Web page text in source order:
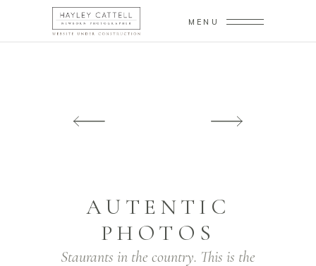
MENU
AUTENTIC
PHOTOS
Staurants in the country. This is the